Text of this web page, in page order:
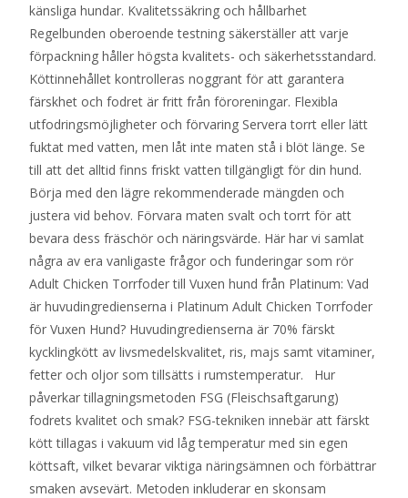
känsliga hundar. Kvalitetssäkring och hållbarhet
Regelbunden oberoende testning säkerställer att varje
förpackning håller högsta kvalitets- och säkerhetsstandard.
Köttinnehållet kontrolleras noggrant för att garantera
färskhet och fodret är fritt från föroreningar. Flexibla
utfodringsmöjligheter och förvaring Servera torrt eller lätt
fuktat med vatten, men låt inte maten stå i blöt länge. Se
till att det alltid finns friskt vatten tillgängligt för din hund.
Börja med den lägre rekommenderade mängden och
justera vid behov. Förvara maten svalt och torrt för att
bevara dess fräschör och näringsvärde. Här har vi samlat
några av era vanligaste frågor och funderingar som rör
Adult Chicken Torrfoder till Vuxen hund från Platinum: Vad
är huvudingredienserna i Platinum Adult Chicken Torrfoder
för Vuxen Hund? Huvudingredienserna är 70% färskt
kycklingkött av livsmedelskvalitet, ris, majs samt vitaminer,
fetter och oljor som tillsätts i rumstemperatur. Hur
påverkar tillagningsmetoden FSG (Fleischsaftgarung)
fodrets kvalitet och smak? FSG-tekniken innebär att färskt
kött tillagas i vakuum vid låg temperatur med sin egen
köttsaft, vilket bevarar viktiga näringsämnen och förbättrar
smaken avsevärt. Metoden inkluderar en skonsam